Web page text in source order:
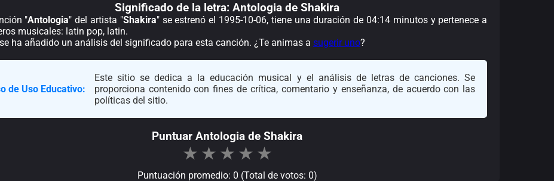
Significado de la letra: Antologia de Shakira
"Antologia" del artista "Shakira" se estrenó el 1995-10-06, tiene una duración de 04:14 minutos y pertenece a
musicales: latin pop, latin.
ha añadido un análisis del significado para esta canción. ¿Te animas a sugerir uno?
de Uso Educativo:
Este sitio se dedica a la educación musical y el análisis de letras de canciones. Se
proporciona contenido con fines de crítica, comentario y enseñanza, de acuerdo con las
políticas del sitio.
Puntuar Antologia de Shakira
★ ★ ★ ★ ★
Puntuación promedio: 0 (Total de votos: 0)